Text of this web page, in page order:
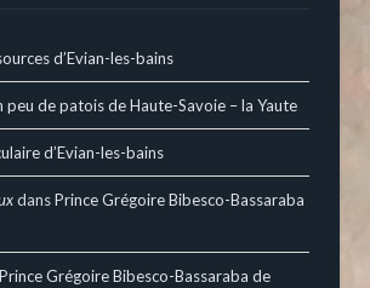
d’Evian-les-bains
peu de patois de Haute-Savoie – la Yaute
d’Evian-les-bains
dansPrince Grégoire Bibesco-Bassaraba
Prince Grégoire Bibesco-Bassaraba de